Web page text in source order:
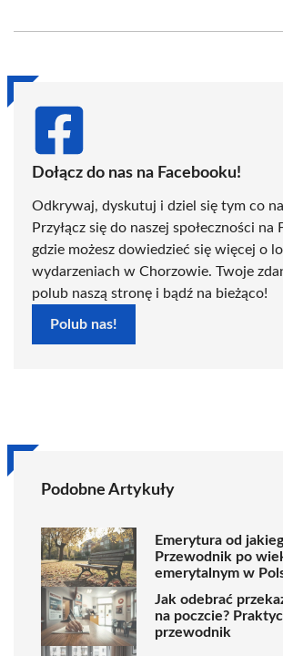
(Twitter)
Dołącz do nas na Facebooku!
Odkrywaj, dyskutuj i dziel się tym co
Przyłącz się do naszej społeczności na
gdzie możesz dowiedzieć się więcej o
wydarzeniach w Chorzowie. Twoje
polub naszą stronę i bądź na bieżąco!
Polub nas!
Podobne Artykuły
Emerytura od
Przewodnik po
emerytalnym w
Jak odebrać
na poczcie?
przewodnik